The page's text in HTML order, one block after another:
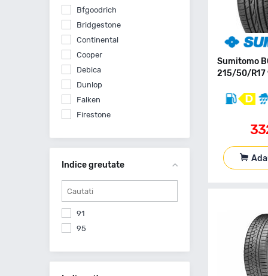
Sumitomo
215/50/R17
Bfgoodrich
Bridgestone
Continental
Cooper
Debica
Dunlop
Falken
Firestone
Goodyear
Gt Radial
Indice greutate
91
95